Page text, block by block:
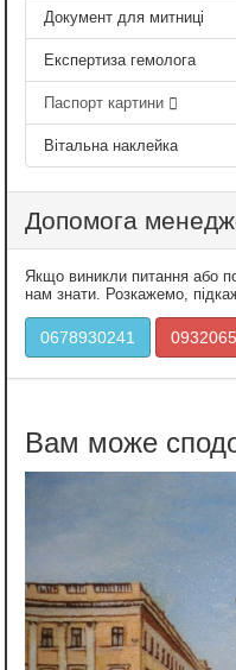
Документ для митниці
Експертиза гемолога
Паспорт картини
Вітальна наклейка
Допомога
Якщо виникли питання або
нам знати. Розкажемо,
0678930241